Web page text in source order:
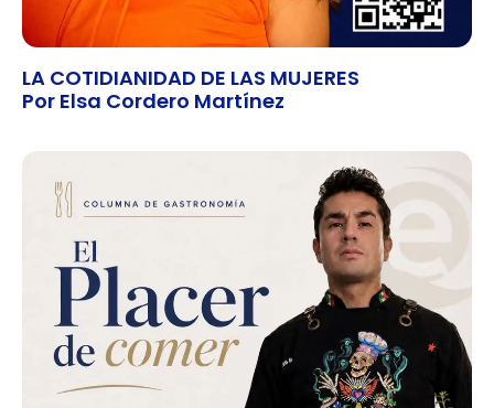
LA COTIDIANIDAD DE LAS MUJERES
Por Elsa Cordero Martínez